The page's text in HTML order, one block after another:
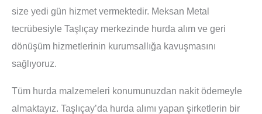
size yedi gün hizmet vermektedir. Meksan Metal
tecrübesiyle Taşlıçay merkezinde hurda alım ve geri
dönüşüm hizmetlerinin kurumsallığa kavuşmasını
sağlıyoruz.
Tüm hurda malzemeleri konumunuzdan nakit ödemeyle
almaktayız. Taşlıçay’da hurda alımı yapan şirketlerin bir